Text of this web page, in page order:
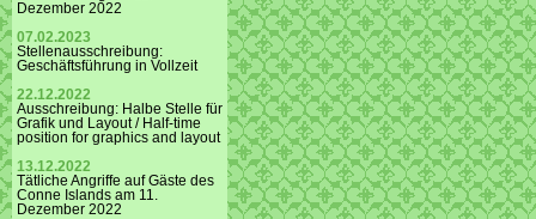
Dezember 2022
07.02.2023
Stellenausschreibung:
Geschäftsführung in Vollzeit
22.12.2022
Ausschreibung: Halbe Stelle für
Grafik und Layout / Half-time
position for graphics and layout
13.12.2022
Tätliche Angriffe auf Gäste des
Conne Islands am 11.
Dezember 2022